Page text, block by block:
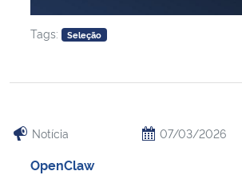
Tags: Seleção
Notícia 07/03/2026
OpenClaw